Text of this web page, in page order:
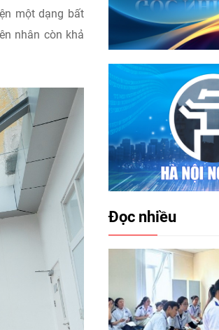
một dạng bất
nhân còn khả
Đọc nhiều